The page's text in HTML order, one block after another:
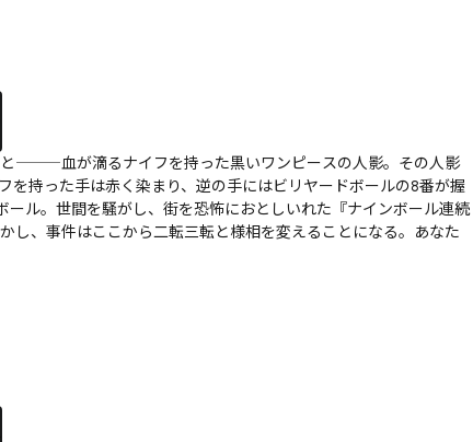
―――血が滴るナイフを持った黒いワンピースの人影。その人影
持った手は赤く染まり、逆の手にはビリヤードボールの8番が握
ル。世間を騒がし、街を恐怖におとしいれた『ナインボール連続
し、事件はここから二転三転と様相を変えることになる。あなた